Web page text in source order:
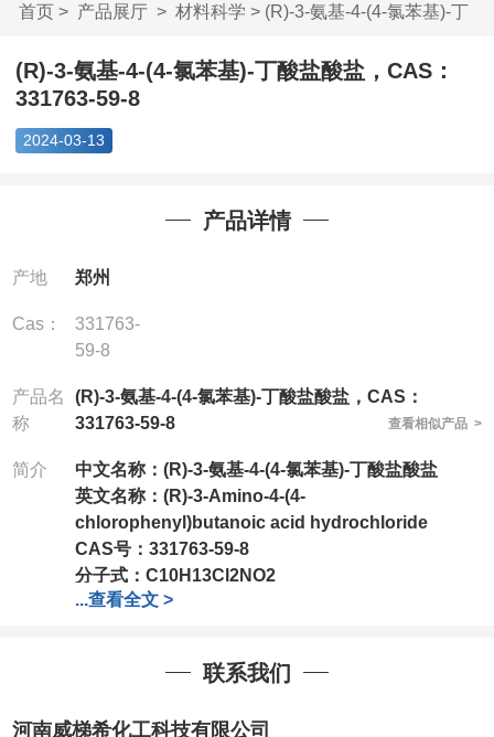
首页> 产品展厅> 材料科学 > (R)-3-氨基-4-(4-氯苯基)-丁
酸...
(R)-3-氨基-4-(4-氯苯基)-丁酸盐酸盐，CAS：
331763-59-8
2024-03-13
产品详情
产地 郑州
Cas：
331763-
59-8
产品名
称
(R)-3-氨基-4-(4-氯苯基)-丁酸盐酸盐，CAS：
331763-59-8
查看相似产品 >
简介 中文名称： (R)-3-氨基-4-(4-氯苯基)-丁酸盐酸盐
英文名称： (R)-3-Amino-4-(4-
chlorophenyl)butanoic acid hydrochloride
CAS号：331763-59-8
分子式： C10H13Cl2NO2
分子量：250.12
:13393727064/0371-63377391
...查看全文 >
联系我们
河南威梯希化工科技有限公司